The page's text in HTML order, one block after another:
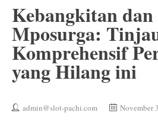
Kebangkitan
Mposurga:
Komprehensif
yang Hilang ini
admin@slot-pachi.com November